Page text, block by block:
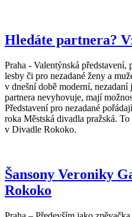
Hledáte partnera?
Praha - Valentýnská představení,
lesby či pro nezadané ženy a
v dnešní době moderní,
partnera nevyhovuje, mají
Představení pro nezadané
roka Městská divadla pražská.
v Divadle Rokoko.
Šansony Veroniky
Rokoko